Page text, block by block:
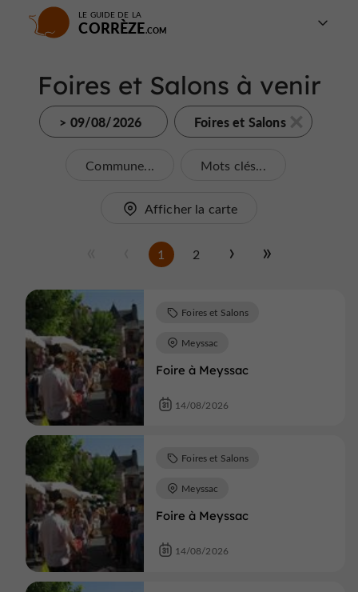
LE GUIDE DE LA
CORRÈZE
Foires et Salons à venir
> 09/08/2026 Foires et Salons
Commune... Mots clés...
Afficher la carte
1 2
Foire à Meyssac
Foires et Salons
Meyssac
14/08/2026
Foire à Meyssac
Foires et Salons
Meyssac
14/08/2026